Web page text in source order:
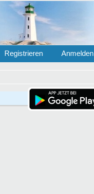
Anmelden
Registrieren